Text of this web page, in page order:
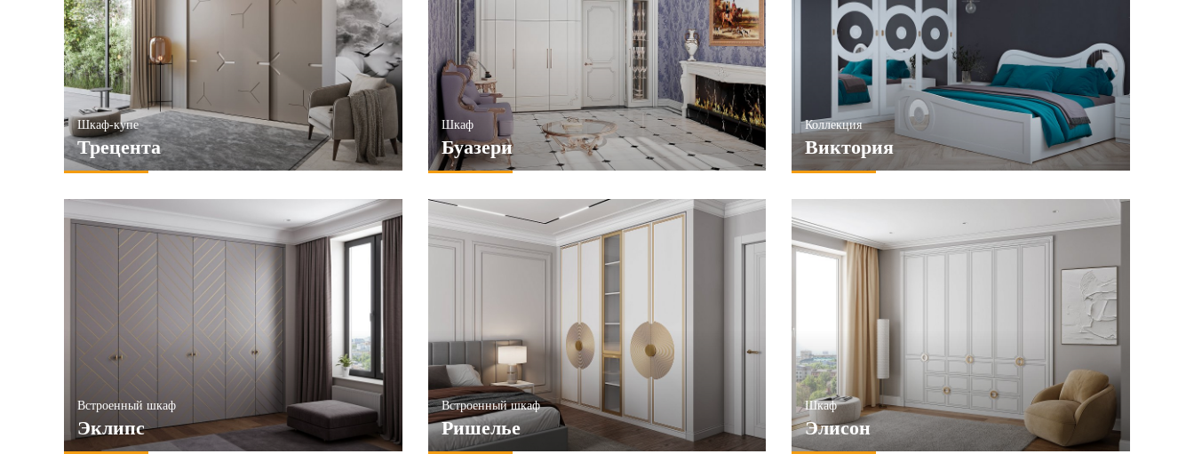
Шкаф-купе
Трецента
Шкаф
Буазери
Коллекция
Виктория
Встроенный шкаф
Эклипс
Встроенный шкаф
Ришелье
Шкаф
Элисон